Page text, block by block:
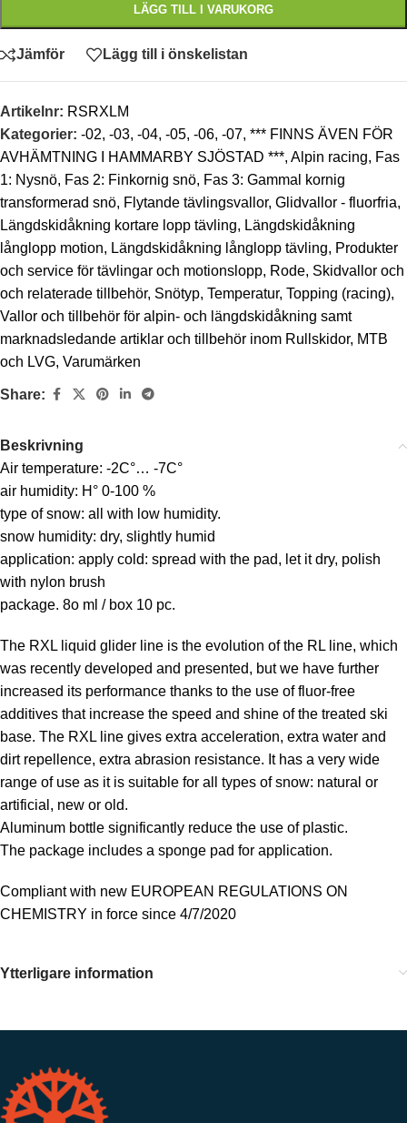
LÄGG TILL I VARUKORG
Jämför Lägg till i önskelistan
Artikelnr: RSRXLM
Kategorier: -02, -03, -04, -05, -06, -07, *** FINNS ÄVEN FÖR
AVHÄMTNING I HAMMARBY SJÖSTAD ***, Alpin racing, Fas
1: Nysnö, Fas 2: Finkornig snö, Fas 3: Gammal kornig
transformerad snö, Flytande tävlingsvallor, Glidvallor - fluorfria,
Längdskidåkning kortare lopp tävling, Längdskidåkning
långlopp motion, Längdskidåkning långlopp tävling, Produkter
och service för tävlingar och motionslopp, Rode, Skidvallor och
och relaterade tillbehör, Snötyp, Temperatur, Topping (racing),
Vallor och tillbehör för alpin- och längdskidåkning samt
marknadsledande artiklar och tillbehör inom Rullskidor, MTB
och LVG, Varumärken
Share:
Beskrivning
Air temperature: -2C°… -7C°
air humidity: H° 0-100 %
type of snow: all with low humidity.
snow humidity: dry, slightly humid
application: apply cold: spread with the pad, let it dry, polish
with nylon brush
package. 8o ml / box 10 pc.
The RXL liquid glider line is the evolution of the RL line, which
was recently developed and presented, but we have further
increased its performance thanks to the use of fluor-free
additives that increase the speed and shine of the treated ski
base. The RXL line gives extra acceleration, extra water and
dirt repellence, extra abrasion resistance. It has a very wide
range of use as it is suitable for all types of snow: natural or
artificial, new or old.
Aluminum bottle significantly reduce the use of plastic.
The package includes a sponge pad for application.
Compliant with new EUROPEAN REGULATIONS ON
CHEMISTRY in force since 4/7/2020
Ytterligare information